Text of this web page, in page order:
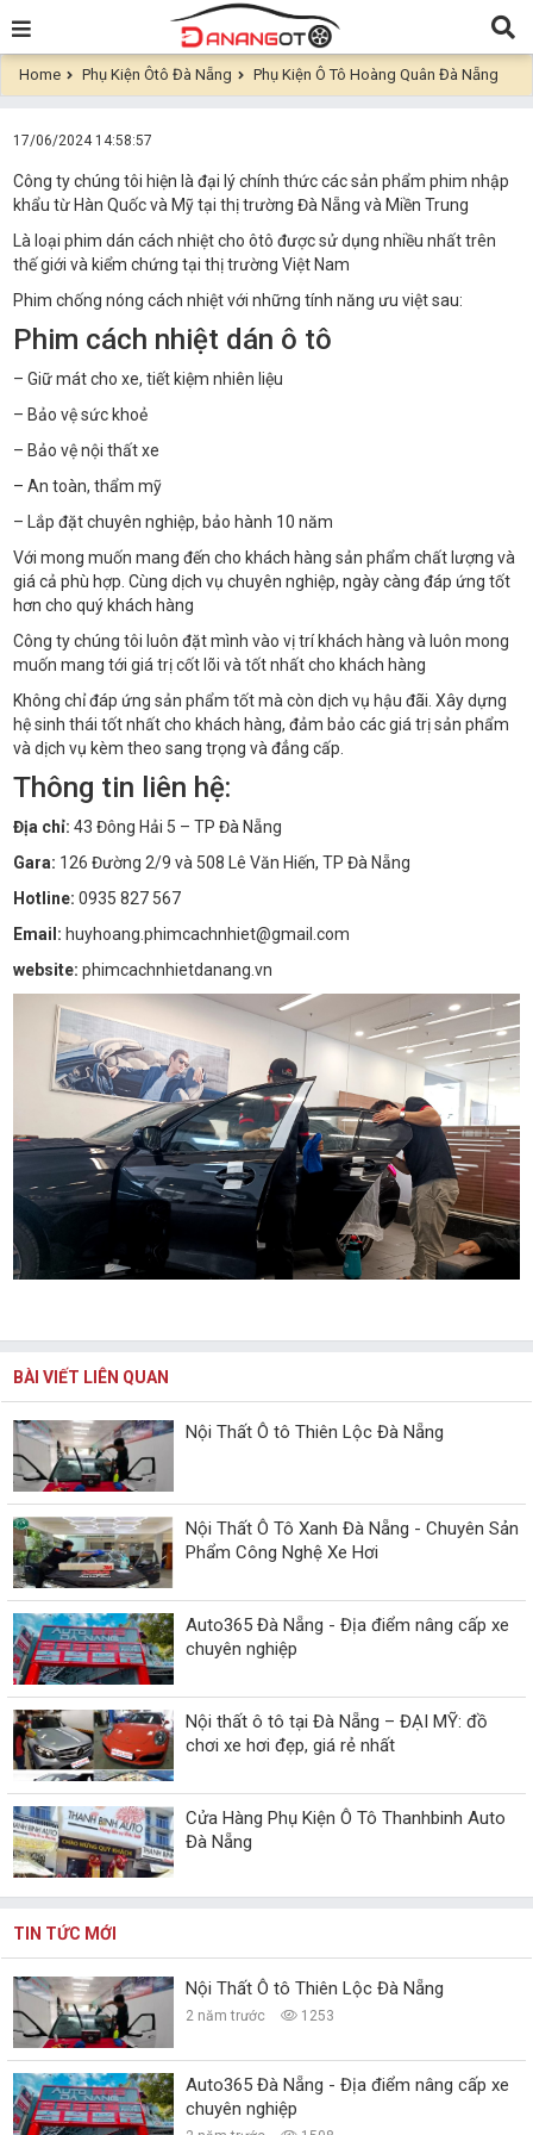
Home Phụ Kiện Ôtô Đà Nẵng Phụ Kiện Ô Tô Hoàng Quân Đà Nẵng
17/06/2024 14:58:57
Công ty chúng tôi hiện là đại lý chính thức các sản phẩm phim nhập
khẩu từ Hàn Quốc và Mỹ tại thị trường Đà Nẵng và Miền Trung
Là loại phim dán cách nhiệt cho ôtô được sử dụng nhiều nhất trên
thế giới và kiểm chứng tại thị trường Việt Nam
Phim chống nóng cách nhiệt với những tính năng ưu việt sau:
Phim cách nhiệt dán ô tô
– Giữ mát cho xe, tiết kiệm nhiên liệu
– Bảo vệ sức khoẻ
– Bảo vệ nội thất xe
– An toàn, thẩm mỹ
– Lắp đặt chuyên nghiệp, bảo hành 10 năm
Với mong muốn mang đến cho khách hàng sản phẩm chất lượng và
giá cả phù hợp. Cùng dịch vụ chuyên nghiệp, ngày càng đáp ứng tốt
hơn cho quý khách hàng
Công ty chúng tôi luôn đặt mình vào vị trí khách hàng và luôn mong
muốn mang tới giá trị cốt lõi và tốt nhất cho khách hàng
Không chỉ đáp ứng sản phẩm tốt mà còn dịch vụ hậu đãi. Xây dựng
hệ sinh thái tốt nhất cho khách hàng, đảm bảo các giá trị sản phẩm
và dịch vụ kèm theo sang trọng và đẳng cấp.
Thông tin liên hệ:
Địa chỉ: 43 Đông Hải 5 – TP Đà Nẵng
Gara: 126 Đường 2/9 và 508 Lê Văn Hiến, TP Đà Nẵng
Hotline: 0935 827 567
Email: huyhoang.phimcachnhiet@gmail.com
website: phimcachnhietdanang.vn
BÀI VIẾT LIÊN QUAN
Nội Thất Ô tô Thiên Lộc Đà Nẵng
Nội Thất Ô Tô Xanh Đà Nẵng - Chuyên Sản
Phẩm Công Nghệ Xe Hơi
Auto365 Đà Nẵng - Địa điểm nâng cấp xe
chuyên nghiệp
Nội thất ô tô tại Đà Nẵng – ĐẠI MỸ: đồ
chơi xe hơi đẹp, giá rẻ nhất
Cửa Hàng Phụ Kiện Ô Tô Thanhbinh Auto
Đà Nẵng
TIN TỨC MỚI
Nội Thất Ô tô Thiên Lộc Đà Nẵng
2 năm trước 1253
Auto365 Đà Nẵng - Địa điểm nâng cấp xe
chuyên nghiệp